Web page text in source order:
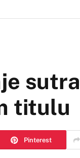
titulu
Pinterest